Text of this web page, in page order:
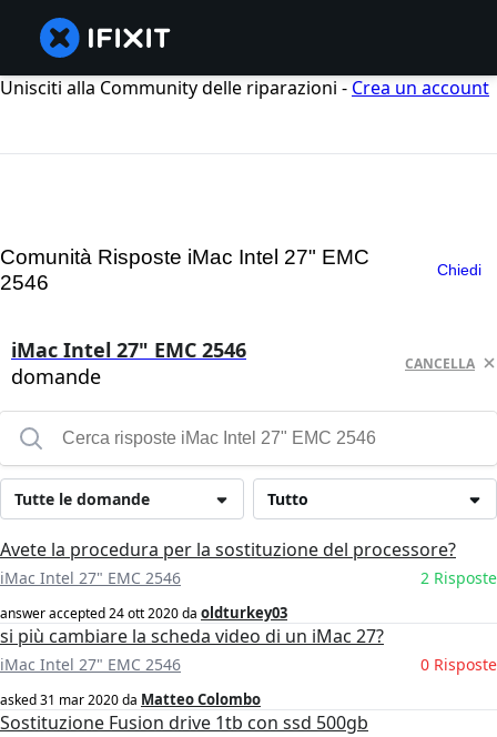
Unisciti alla Community delle riparazioni - Crea un account
Comunità Risposte iMac Intel 27" EMC
2546
Chiedi
iMac Intel 27" EMC 2546
domande
CANCELLA
Tutto
Tutte le domande
Avete la procedura per la sostituzione del processore?
iMac Intel 27" EMC 2546 2 Risposte
answer accepted24 ott 2020da oldturkey03
si più cambiare la scheda video di un iMac 27?
iMac Intel 27" EMC 2546 0 Risposte
asked31 mar 2020da Matteo Colombo
Sostituzione Fusion drive 1tb con ssd 500gb